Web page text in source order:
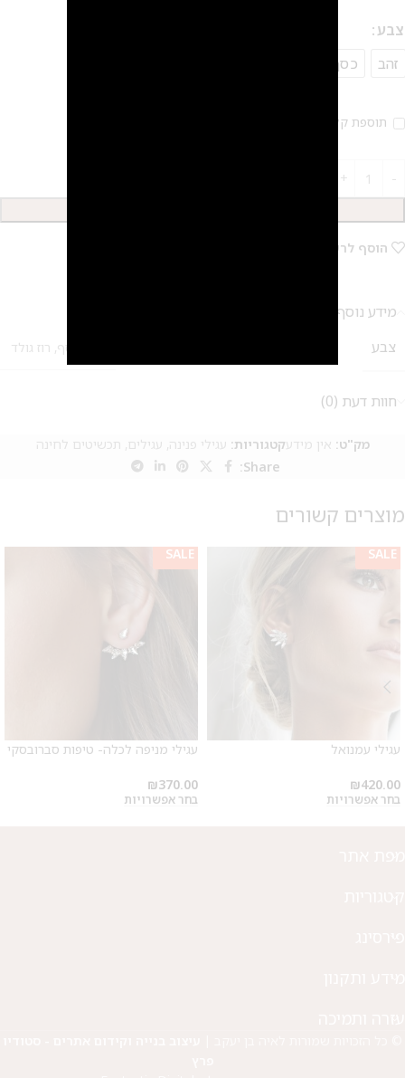
צבע
זהב
כסף
תוספת קליפס 20 ₪
הוסף לרשימת המשאלות
מידע נוסף
צבע
כסף, רוז גולד
חוות דעת (0)
מק"ט: אין מידעקטגוריות: עגילי פנינה, עגילים, תכשיטים לחינה
Share:
מוצרים קשורים
SALE
עגילי עמנואל
₪420.00
בחר אפשרויות
SALE
עגילי מניפה לכלה- טיפות סברובסקי
₪370.00
בחר אפשרויות
מבצע 1+1
על החירור ל-50 הפונות ראשונות
אזניים